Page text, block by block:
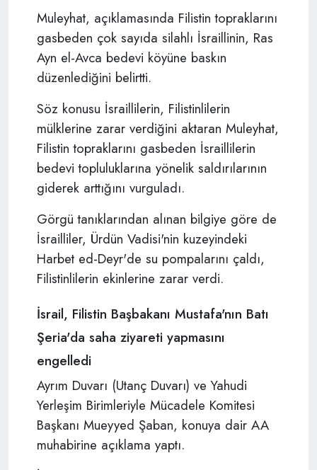
Muleyhat, açıklamasında Filistin topraklarını
gasbeden çok sayıda silahlı İsraillinin, Ras
Ayn el-Avca bedevi köyüne baskın
düzenlediğini belirtti.
Söz konusu İsraillilerin, Filistinlilerin
mülklerine zarar verdiğini aktaran Muleyhat,
Filistin topraklarını gasbeden İsraillilerin
bedevi topluluklarına yönelik saldırılarının
giderek arttığını vurguladı.
Görgü tanıklarından alınan bilgiye göre de
İsrailliler, Ürdün Vadisi'nin kuzeyindeki
Harbet ed-Deyr'de su pompalarını çaldı,
Filistinlilerin ekinlerine zarar verdi.
İsrail, Filistin Başbakanı Mustafa'nın Batı
Şeria'da saha ziyareti yapmasını
engelledi
Ayrım Duvarı (Utanç Duvarı) ve Yahudi
Yerleşim Birimleriyle Mücadele Komitesi
Başkanı Mueyyed Şaban, konuya dair AA
muhabirine açıklama yaptı.